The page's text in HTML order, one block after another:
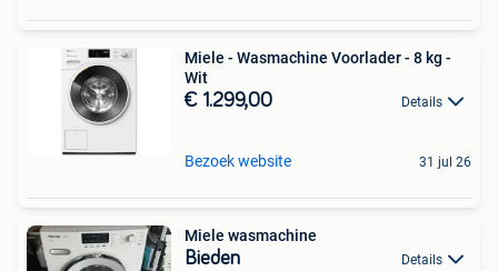
Miele - Wasmachine Voorlader - 8 kg -
Wit
€ 1.299,00 Details
Bezoek website 31 jul 26
Miele wasmachine
Bieden Details